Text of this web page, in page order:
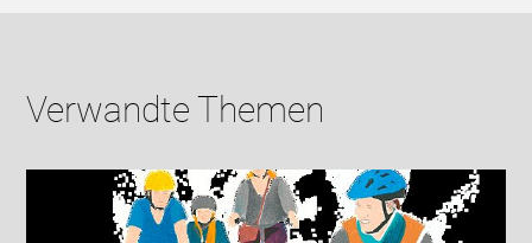
Verwandte Themen